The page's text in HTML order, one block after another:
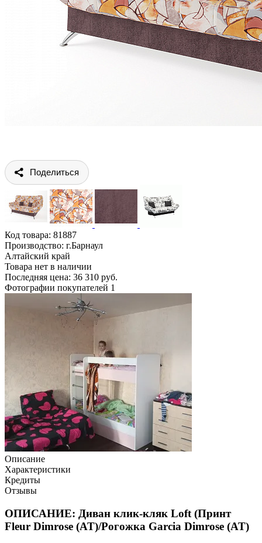
Поделиться
Код товара: 81887
Производство: г.Барнаул
Алтайский край
Товара нет в наличии
Последняя цена: 36 310 руб.
Фотографии покупателей 1
Описание
Характеристики
Кредиты
Отзывы
ОПИСАНИЕ: Диван клик-кляк Loft (Принт
Fleur Dimrose (AT)/Рогожка Garcia Dimrose (AT)